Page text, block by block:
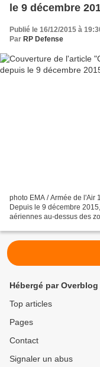
le 9 décembre
Publié le 16/12/2015 à
Par RP Defense
photo EMA / Armée de l'Air
Depuis le 9 décembre
aériennes au-dessus des
Hébergé par Overblog
Top articles
Pages
Contact
Signaler un abus